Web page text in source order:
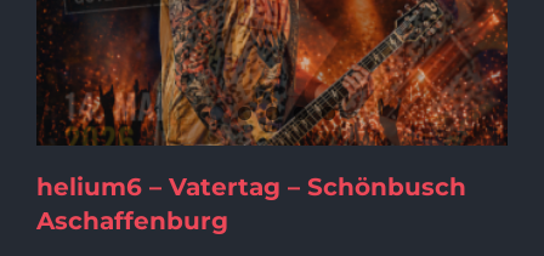
helium6 – Vatertag – Schönbusch
Aschaffenburg